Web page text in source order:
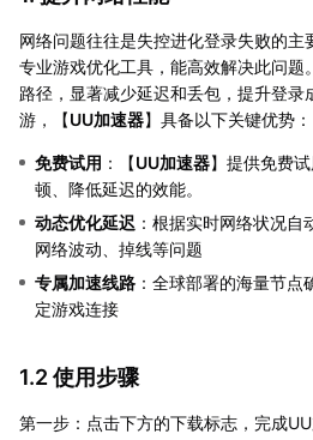
网络问题往往是失控进化登录失败的主
专业游戏优化工具，能高效解决此问题
路径，显著减少延迟和丢包，提升登
游，【UU加速器】具备以下关键优势：
免费试用 ：【UU加速器】提供免费
顿、降低延迟的效能。
动态优化延迟 ：根据实时网络状况
网络波动、掉线等问题
专属加速线路 ：全球部署的海量节
定游戏连接
1.2 使用步骤
第一步：点击下方的下载标志，完成